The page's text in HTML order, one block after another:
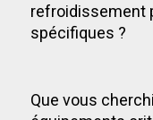
refroidissement
spécifiques ?
Que vous